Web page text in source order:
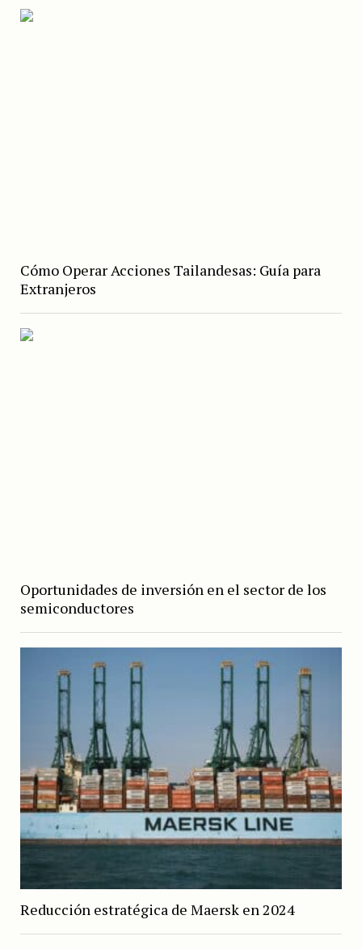
Cómo Operar Acciones Tailandesas: Guía para
Extranjeros
Oportunidades de inversión en el sector de los
semiconductores
Reducción estratégica de Maersk en 2024